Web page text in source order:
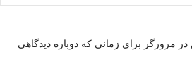
مرورگر برای زمانی که دوباره دیدگاهی